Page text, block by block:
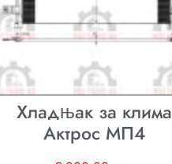
Хладњак за клима
Актрос МП4